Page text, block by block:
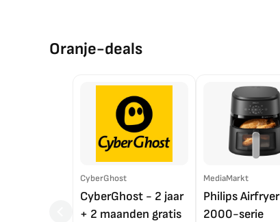
Oranje-deals
CyberGhost
CyberGhost - 2 jaar
+ 2 maanden gratis
MediaMarkt
Philips Airfryer
2000-serie